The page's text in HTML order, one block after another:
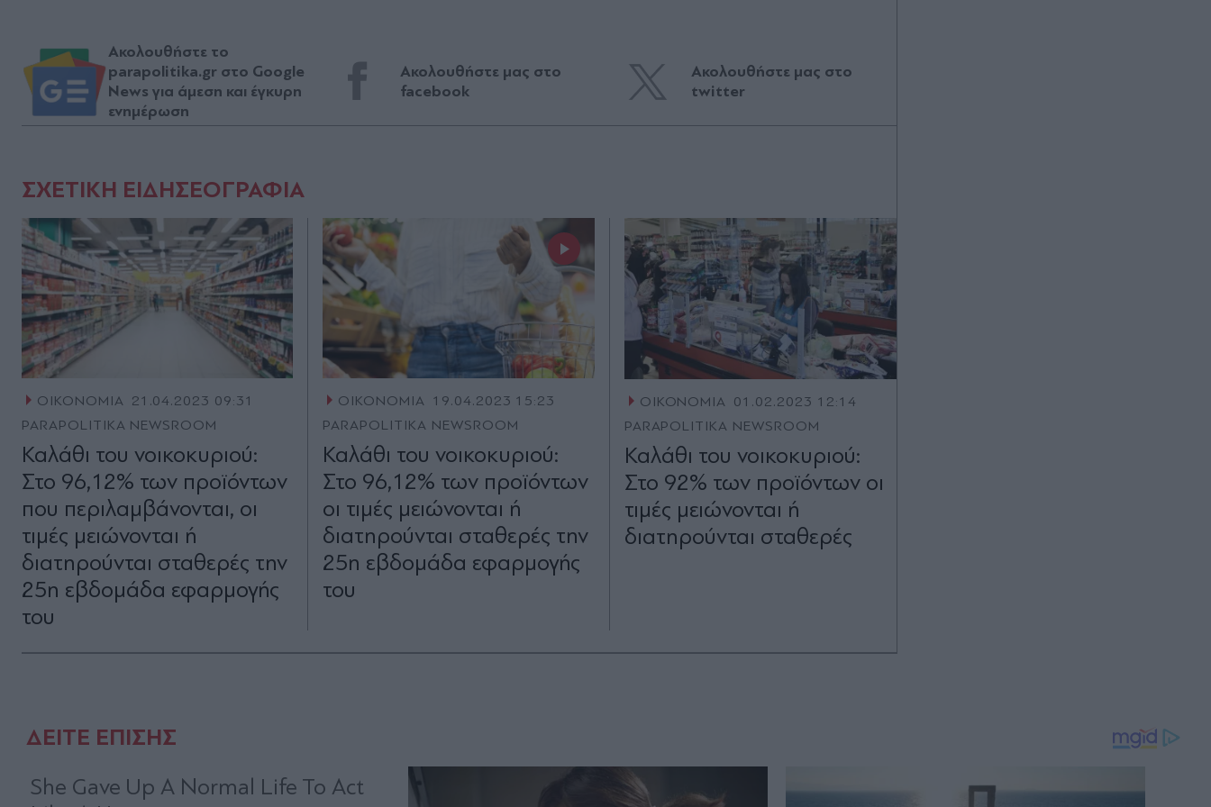
Ακολουθήστε το
parapolitika.gr στο Google
News για άμεση και έγκυρη
ενημέρωση
Ακολουθήστε μας στο
facebook
Ακολουθήστε μας στο
twitter
ΣΧΕΤΙΚΗ ΕΙΔΗΣΕΟΓΡΑΦΙΑ
ΟΙΚΟΝΟΜΙΑ 21.04.2023 09:31
PARAPOLITIKA NEWSROOM
Καλάθι του νοικοκυριού:
Στο 96,12% των προϊόντων
που περιλαμβάνονται, οι
τιμές μειώνονται ή
διατηρούνται σταθερές την
25η εβδομάδα εφαρμογής
του
ΟΙΚΟΝΟΜΙΑ 19.04.2023 15:23
PARAPOLITIKA NEWSROOM
Καλάθι του νοικοκυριού:
Στο 96,12% των προϊόντων
οι τιμές μειώνονται ή
διατηρούνται σταθερές την
25η εβδομάδα εφαρμογής
του
ΟΙΚΟΝΟΜΙΑ 01.02.2023 12:14
PARAPOLITIKA NEWSROOM
Καλάθι του νοικοκυριού:
Στο 92% των προϊόντων οι
τιμές μειώνονται ή
διατηρούνται σταθερές